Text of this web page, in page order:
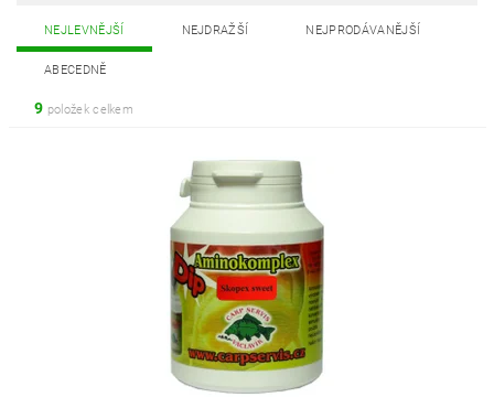
NEJLEVNĚJŠÍ NEJDRAŽŠÍ NEJPRODÁVANĚJŠÍ
ABECEDNĚ
9 položek celkem